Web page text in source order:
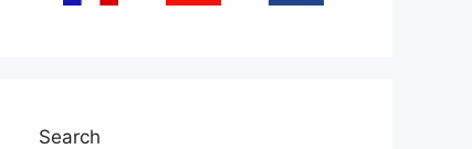
Search